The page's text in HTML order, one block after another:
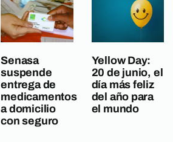
Senasa
suspende
entrega de
medicamentos
a domicilio
con seguro
Yellow Day:
20 de junio, el
día más feliz
del año para
el mundo